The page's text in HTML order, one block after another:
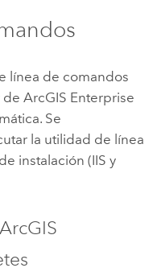
línea de comandos
ArcGIS Enterprise
Se
la utilidad de línea
instalación (IIS y